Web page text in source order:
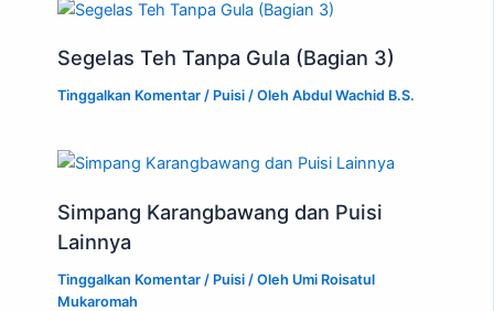
Segelas Teh Tanpa Gula (Bagian 3)
Tinggalkan Komentar / Puisi / OlehAbdul Wachid B.S.
Simpang Karangbawang dan Puisi
Lainnya
Tinggalkan Komentar / Puisi / Oleh Umi Roisatul
Mukaromah